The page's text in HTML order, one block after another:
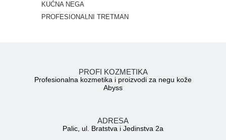
KUĆNA NEGA
PROFESIONALNI TRETMAN
PROFI KOZMETIKA
Profesionalna kozmetika i proizvodi za negu kože
Abyss
ADRESA
Palic, ul. Bratstva i Jedinstva 2a